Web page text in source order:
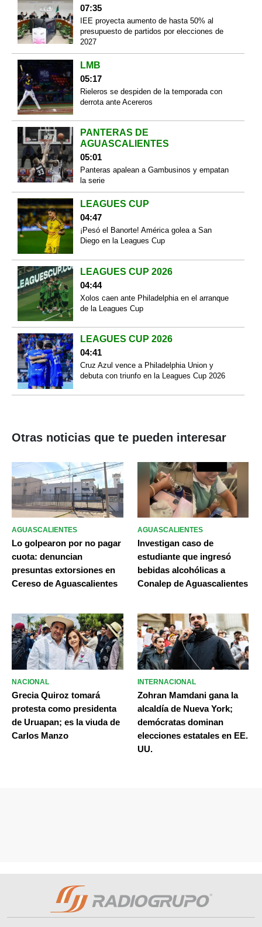
07:35
IEE proyecta aumento de hasta 50% al
presupuesto de partidos por elecciones de
2027
LMB
05:17
Rieleros se despiden de la temporada con
derrota ante Acereros
PANTERAS DE
AGUASCALIENTES
05:01
Panteras apalean a Gambusinos y empatan
la serie
LEAGUES CUP
04:47
¡Pesó el Banorte! América golea a San
Diego en la Leagues Cup
LEAGUES CUP 2026
04:44
Xolos caen ante Philadelphia en el arranque
de la Leagues Cup
LEAGUES CUP 2026
04:41
Cruz Azul vence a Philadelphia Union y
debuta con triunfo en la Leagues Cup 2026
Otras noticias que te pueden interesar
AGUASCALIENTES
Lo golpearon por no pagar
cuota: denuncian
presuntas extorsiones en
Cereso de Aguascalientes
AGUASCALIENTES
Investigan caso de
estudiante que ingresó
bebidas alcohólicas a
Conalep de Aguascalientes
NACIONAL
Grecia Quiroz tomará
protesta como presidenta
de Uruapan; es la viuda de
Carlos Manzo
INTERNACIONAL
Zohran Mamdani gana la
alcaldía de Nueva York;
demócratas dominan
elecciones estatales en EE.
UU.